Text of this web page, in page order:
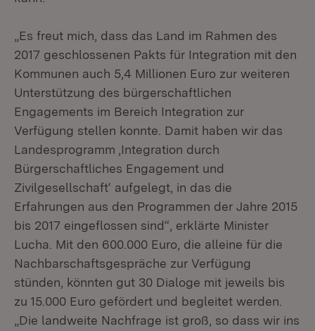
„Es freut mich, dass das Land im Rahmen des
2017 geschlossenen Pakts für Integration mit den
Kommunen auch 5,4 Millionen Euro zur weiteren
Unterstützung des bürgerschaftlichen
Engagements im Bereich Integration zur
Verfügung stellen konnte. Damit haben wir das
Landesprogramm ,Integration durch
Bürgerschaftliches Engagement und
Zivilgesellschaft‘ aufgelegt, in das die
Erfahrungen aus den Programmen der Jahre 2015
bis 2017 eingeflossen sind“, erklärte Minister
Lucha. Mit den 600.000 Euro, die alleine für die
Nachbarschaftsgespräche zur Verfügung
stünden, könnten gut 30 Dialoge mit jeweils bis
zu 15.000 Euro gefördert und begleitet werden.
„Die landweite Nachfrage ist groß, so dass wir ins